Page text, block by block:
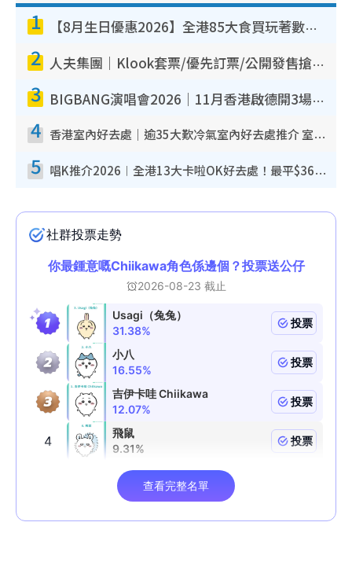
1 【8月生日優惠2026】全港85大食買玩著數攻略 自助餐/火鍋放題同行免費＋誠品/DONKI送現金券
2 人夫集團｜Klook套票/優先訂票/公開發售搶飛攻略！附票價.購票連結.場地座位表
3 BIGBANG演唱會2026｜11月香港啟德開3場！實名制VIP申請、優先購票攻略
4 香港室內好去處｜逾35大歎冷氣室內好去處推介 室內活動免費避雨無懼落雨
5 唱K推介2026︱全港13大卡啦OK好去處！最平$36起 日文K都有！(附地址+收費詳情)